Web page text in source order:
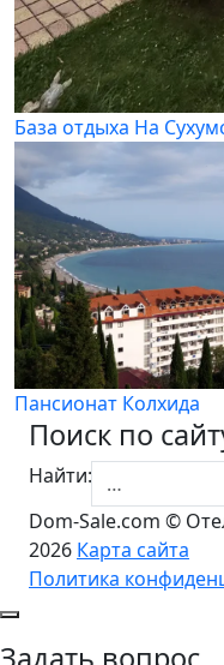
База отдыха На
Пансионат Колхида
Поиск по
Найти:
Dom-Sale.com ©
2026 Карта сайта
Политика